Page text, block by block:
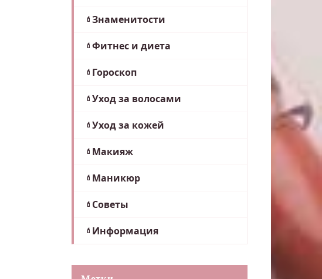
Знаменитости
Фитнес и диета
Гороскоп
Уход за волосами
Уход за кожей
Макияж
Маникюр
Советы
Информация